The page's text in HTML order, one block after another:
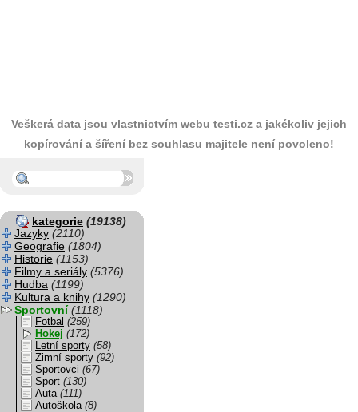
Veškerá data jsou vlastnictvím webu testi.cz a jakékoliv jejich
kopírování a šíření bez souhlasu majitele není povoleno!
kategorie (19138)
Jazyky (2110)
Geografie (1804)
Historie (1153)
Filmy a seriály (5376)
Hudba (1199)
Kultura a knihy (1290)
Sportovní (1118)
Fotbal (259)
Hokej (172)
Letní sporty (58)
Zimní sporty (92)
Sportovci (67)
Sport (130)
Auta (111)
Autoškola (8)